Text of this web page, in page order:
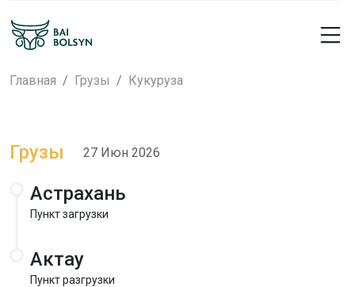
Главная Грузы Кукуруза
Грузы 27 Июн 2026
Астрахань
Пункт загрузки
Актау
Пункт разгрузки